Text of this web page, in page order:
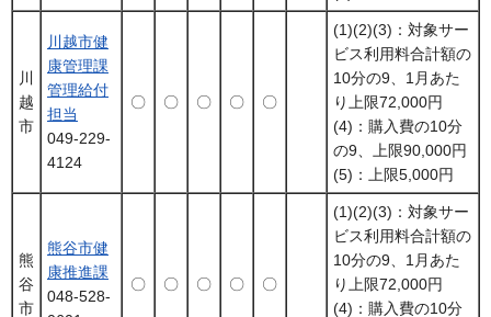
川
越
市
川越市健
康管理課
管理給付
担当
049-229-
4124
〇 〇 〇 〇 〇
(1)(2)(3)：対象サー
ビス利用料合計額の
10分の9、1月あた
り上限72,000円
(4)：購入費の10分
の9、上限90,000円
(5)：上限5,000円
熊
谷
市
熊谷市健
康推進課
048-528-
〇 〇 〇 〇 〇
(1)(2)(3)：対象サー
ビス利用料合計額の
10分の9、1月あた
り上限72,000円
(4)：購入費の10分